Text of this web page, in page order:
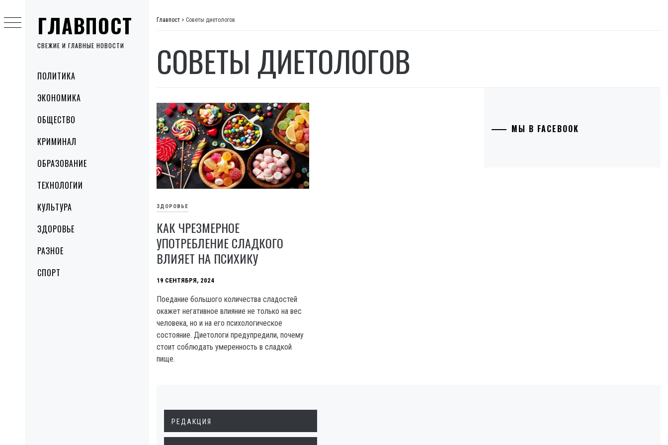
ГЛАВПОСТ
СВЕЖИЕ И ГЛАВНЫЕ НОВОСТИ
MenuПОЛИТИКА
ЭКОНОМИКА
ОБЩЕСТВО
КРИМИНАЛ
ОБРАЗОВАНИЕ
ТЕХНОЛОГИИ
КУЛЬТУРА
ЗДОРОВЬЕ
РАЗНОЕ
СПОРТ
to
content
Главпост > Советы диетологов
СОВЕТЫ ДИЕТОЛОГОВ
ЗДОРОВЬЕ
КАК ЧРЕЗМЕРНОЕ
УПОТРЕБЛЕНИЕ СЛАДКОГО
ВЛИЯЕТ НА ПСИХИКУ
19 СЕНТЯБРЯ, 2024
Поедание большого количества сладостей
окажет негативное влияние не только на вес
человека, но и на его психологическое
состояние. Диетологи предупредили, почему
стоит соблюдать умеренность в сладкой
пище.
МЫ В FACEBOOK
РЕДАКЦИЯ